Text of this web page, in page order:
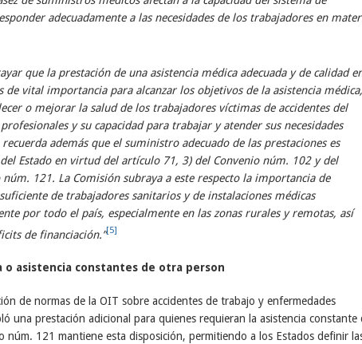
adecuadamente a las necesidades de los trabajadores en
que la prestación de una asistencia médica adecuada y de calidad
vital importancia para alcanzar los objetivos de la asistencia
o mejorar la salud de los trabajadores víctimas de accidentes del
y su capacidad para trabajar y atender sus necesidades
además que el suministro adecuado de las prestaciones es
Estado en virtud del artículo 71, 3) del Convenio núm. 102 y del
121. La Comisión subraya a este respecto la importancia de
de trabajadores sanitarios y de instalaciones médicas
por todo el país, especialmente en las zonas rurales y remotas, así
de financiación.”[5]
o asistencia constantes de otra person
de normas de la OIT sobre accidentes de trabajo y enfermedades
una prestación adicional para quienes requieran la asistencia constante
núm. 121 mantiene esta disposición, permitiendo a los Estados definir